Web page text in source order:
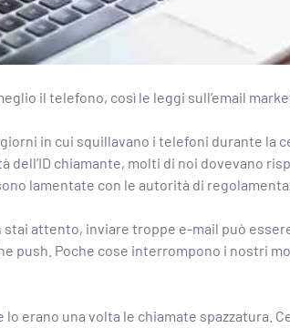
il telefono, così le leggi sull’email
in cui squillavano i telefoni durante
dell’ID chiamante, molti di noi dovevano
lamentate con le autorità di
stai attento, inviare troppe e-mail può
push. Poche cose interrompono i nostri
erano una volta le chiamate spazzatura.